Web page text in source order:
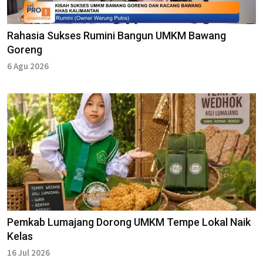
Rahasia Sukses Rumini Bangun UMKM Bawang
Goreng
6 Agu 2026
Pemkab Lumajang Dorong UMKM Tempe Lokal Naik
Kelas
16 Jul 2026